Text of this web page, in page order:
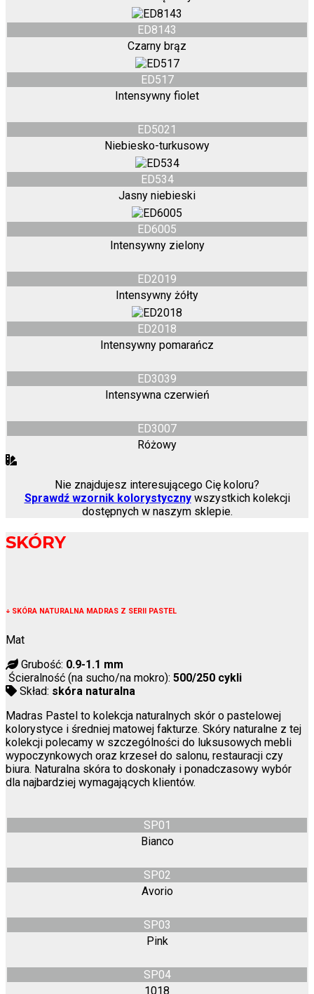
ED8143
Czarny brąz
ED517
Intensywny fiolet
ED5021
Niebiesko-turkusowy
ED534
Jasny niebieski
ED6005
Intensywny zielony
ED2019
Intensywny żółty
ED2018
Intensywny pomarańcz
ED3039
Intensywna czerwień
ED3007
Różowy
Nie znajdujesz interesującego Cię koloru?
Sprawdź wzornik kolorystycznywszystkich kolekcji
dostępnych w naszym sklepie.
SKÓRY
↓ SKÓRA NATURALNA MADRAS Z SERII PASTEL
Mat
Grubość: 0.9-1.1 mm
Ścieralność (na sucho/na mokro): 500/250 cykli
Skład: skóra naturalna
Madras Pastel to kolekcja naturalnych skór o pastelowej
kolorystyce i średniej matowej fakturze. Skóry naturalne z tej
kolekcji polecamy w szczególności do luksusowych mebli
wypoczynkowych oraz krzeseł do salonu, restauracji czy
biura. Naturalna skóra to doskonały i ponadczasowy wybór
dla najbardziej wymagających klientów.
SP01
Bianco
SP02
Avorio
SP03
Pink
SP04
1018